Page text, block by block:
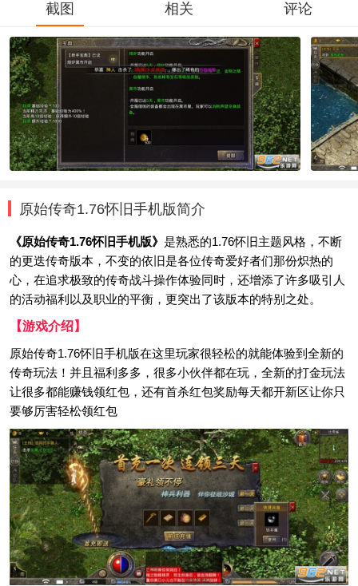
截图 相关 评论
原始传奇1.76怀旧手机版简介
《原始传奇1.76怀旧手机版》 是熟悉的1.76怀旧主题风格，不断
的更迭传奇版本，不变的依旧是各位传奇爱好者们那份炽热的
心，在追求极致的传奇战斗操作体验同时，还增添了许多吸引人
的活动福利以及职业的平衡，更突出了该版本的特别之处。
【游戏介绍】
原始传奇1.76怀旧手机版在这里玩家很轻松的就能体验到全新的
传奇玩法！并且福利多多，很多小伙伴都在玩，全新的打金玩法
让很多都能赚钱领红包，还有首杀红包奖励每天都开新区让你只
要够厉害轻松领红包